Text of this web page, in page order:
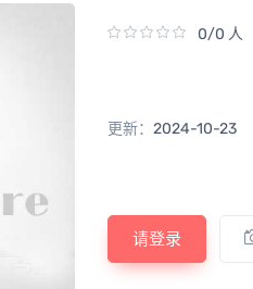
0/0 人
更新： 2024-10-23
请登录